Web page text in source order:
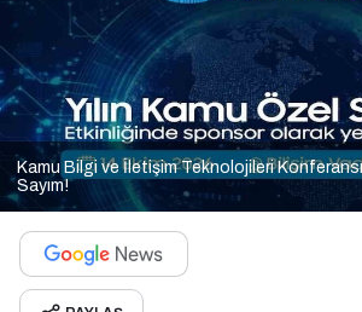
Kamu Bilgi ve İletişim Teknolojileri
Sayım!